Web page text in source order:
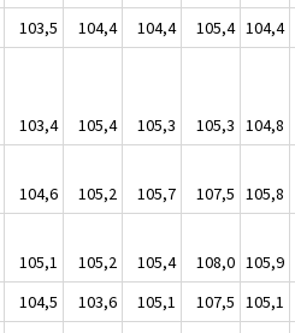
103,5 104,4 104,4 105,4 104,4
103,4 105,4 105,3 105,3 104,8
104,6 105,2 105,7 107,5 105,8
105,1 105,2 105,4 108,0 105,9
104,5 103,6 105,1 107,5 105,1